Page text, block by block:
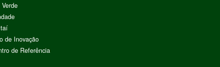
de Inovação
de Referência